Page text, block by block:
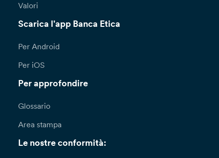
Valori
Scarica l'app Banca Etica
Per Android
Per iOS
Per approfondire
Glossario
Area stampa
Le nostre conformità: